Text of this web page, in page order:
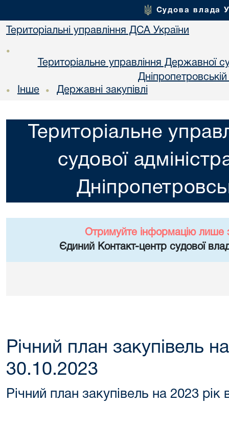
Судова влада
Територіальні управління ДСА України
•
Територіальне управління Державної
• Інше • Державні закупівлі
Територіальне
судової
Отримуйте інформацію лише
Єдиний Контакт-центр судової
Річний план закупівель
30.10.2023
Річний план закупівель на 2023 рік